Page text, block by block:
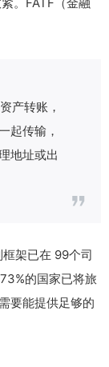
产转账，
起传输，
地址或出
架已在 99个司
的国家已将旅
要能提供足够的